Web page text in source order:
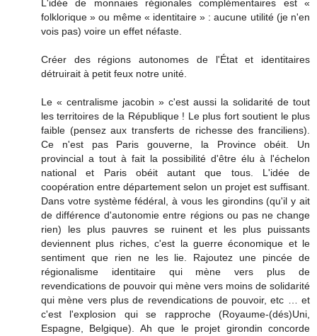
L'idée de monnaies régionales complémentaires est «
folklorique » ou même « identitaire » : aucune utilité (je n'en
vois pas) voire un effet néfaste.
Créer des régions autonomes de l'État et identitaires
détruirait à petit feux notre unité.
Le « centralisme jacobin » c'est aussi la solidarité de tout
les territoires de la République ! Le plus fort soutient le plus
faible (pensez aux transferts de richesse des franciliens).
Ce n'est pas Paris gouverne, la Province obéit. Un
provincial a tout à fait la possibilité d'être élu à l'échelon
national et Paris obéit autant que tous. L'idée de
coopération entre département selon un projet est suffisant.
Dans votre système fédéral, à vous les girondins (qu'il y ait
de différence d'autonomie entre régions ou pas ne change
rien) les plus pauvres se ruinent et les plus puissants
deviennent plus riches, c'est la guerre économique et le
sentiment que rien ne les lie. Rajoutez une pincée de
régionalisme identitaire qui mène vers plus de
revendications de pouvoir qui mène vers moins de solidarité
qui mène vers plus de revendications de pouvoir, etc … et
c'est l'explosion qui se rapproche (Royaume-(dés)Uni,
Espagne, Belgique). Ah que le projet girondin concorde